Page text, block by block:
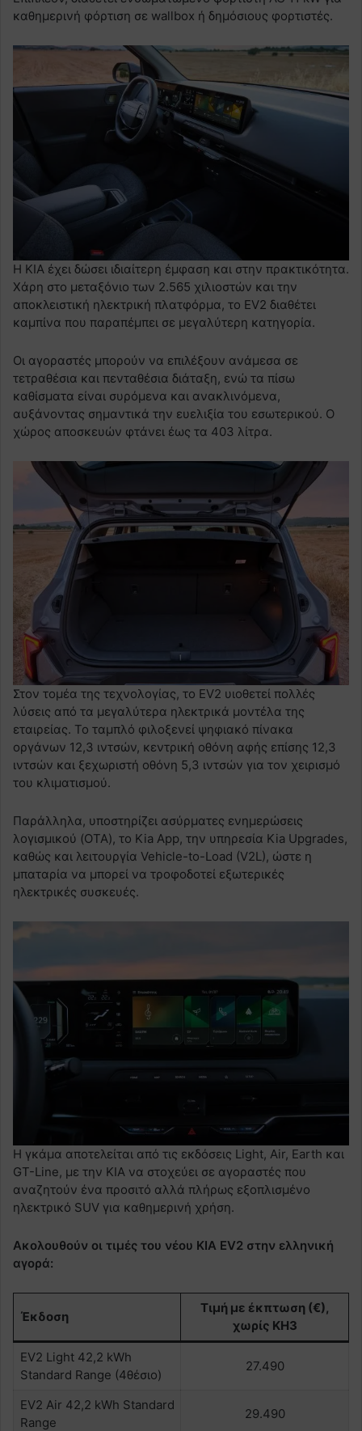
καθημερινή φόρτιση σε wallbox ή δημόσιους φορτιστές.
Η KIA έχει δώσει ιδιαίτερη έμφαση και στην πρακτικότητα.
Χάρη στο μεταξόνιο των 2.565 χιλιοστών και την
αποκλειστική ηλεκτρική πλατφόρμα, το EV2 διαθέτει
καμπίνα που παραπέμπει σε μεγαλύτερη κατηγορία.
Οι αγοραστές μπορούν να επιλέξουν ανάμεσα σε
τετραθέσια και πενταθέσια διάταξη, ενώ τα πίσω
καθίσματα είναι συρόμενα και ανακλινόμενα,
αυξάνοντας σημαντικά την ευελιξία του εσωτερικού. Ο
χώρος αποσκευών φτάνει έως τα 403 λίτρα.
Στον τομέα της τεχνολογίας, το EV2 υιοθετεί πολλές
λύσεις από τα μεγαλύτερα ηλεκτρικά μοντέλα της
εταιρείας. Το ταμπλό φιλοξενεί ψηφιακό πίνακα
οργάνων 12,3 ιντσών, κεντρική οθόνη αφής επίσης 12,3
ιντσών και ξεχωριστή οθόνη 5,3 ιντσών για τον χειρισμό
του κλιματισμού.
Παράλληλα, υποστηρίζει ασύρματες ενημερώσεις
λογισμικού (OTA), το Kia App, την υπηρεσία Kia Upgrades,
καθώς και λειτουργία Vehicle-to-Load (V2L), ώστε η
μπαταρία να μπορεί να τροφοδοτεί εξωτερικές
ηλεκτρικές συσκευές.
Η γκάμα αποτελείται από τις εκδόσεις Light, Air, Earth και
GT-Line, με την KIA να στοχεύει σε αγοραστές που
αναζητούν ένα προσιτό αλλά πλήρως εξοπλισμένο
ηλεκτρικό SUV για καθημερινή χρήση.
Ακολουθούν οι τιμές του νέου KIA EV2 στην ελληνική
αγορά:
Έκδοση
Τιμή με έκπτωση (€),
χωρίς ΚΗ3
EV2 Light 42,2 kWh
Standard Range (4θέσιο)
27.490
EV2 Air 42,2 kWh Standard
Range
29.490